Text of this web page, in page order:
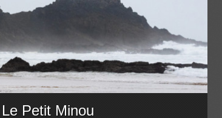
Petit Minou